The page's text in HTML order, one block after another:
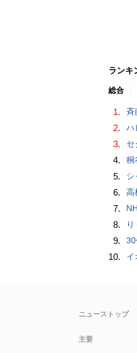
ランキ
総合
1. 斉
2. ハ
3. セ
4. 桐
5. シ
6. 高
7.
8.
9.
10. イ
ニューストップ
主要